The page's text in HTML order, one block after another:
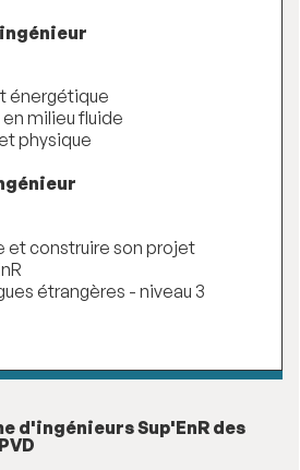
énergétique
milieu fluide
physique
et construire son projet
étrangères - niveau 3
d'ingénieurs Sup'EnR des